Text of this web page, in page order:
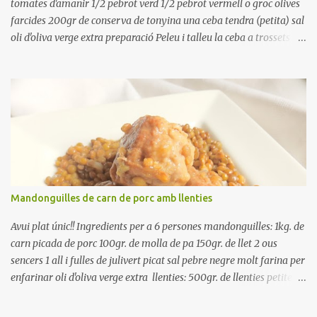
tomates d'amanir 1/2 pebrot verd 1/2 pebrot vermell o groc olives
farcides 200gr de conserva de tonyina una ceba tendra (petita) sal
oli d'oliva verge extra preparació Peleu i talleu la ceba a trossets i
Renteu les tomates i talleu-les a octaus. Talleu les olives a
rodanxes. Una hora abans de portar a la taula, poseu els cigrons,
ben escorreguts, en un bol, amb la resta d'ingredients: les tomates,
el pebrot, la ceba, (escorreguda), les olives i la tonyina esmicolada.
Amaniu amb sal i oli... bon profit!!
Mandonguilles de carn de porc amb llenties
Avui plat únic!! Ingredients per a 6 persones mandonguilles: 1kg. de
carn picada de porc 100gr. de molla de pa 150gr. de llet 2 ous
sencers 1 all i fulles de julivert picat sal pebre negre molt farina per
enfarinar oli d'oliva verge extra llenties: 500gr. de llenties petites